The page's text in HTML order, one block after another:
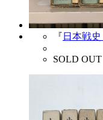
『 日本戦
SOLD OUT